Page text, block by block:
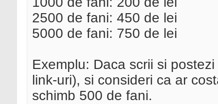
2500 de fani: 450 de lei
5000 de fani: 750 de lei
Exemplu: Daca scrii si
link-uri), si consideri ca ar
schimb 500 de fani.